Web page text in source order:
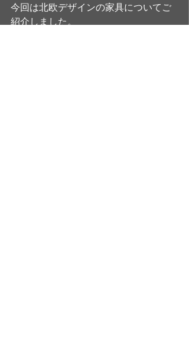
今回は北欧デザインの家具についてご
紹介しました。